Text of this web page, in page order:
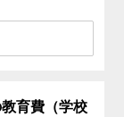
育費（学校